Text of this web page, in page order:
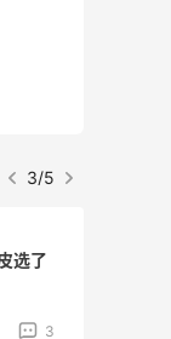
4/5
4